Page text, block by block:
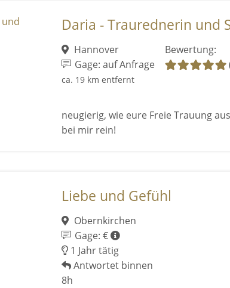
Daria - Traurednerin und
Hannover
Gage: auf Anfrage
ca. 19 km entfernt
Bewertung:
neugierig, wie eure Freie Trauung
bei mir rein!
Liebe und Gefühl
Obernkirchen
Gage: €
1 Jahr tätig
Antwortet binnen
8h